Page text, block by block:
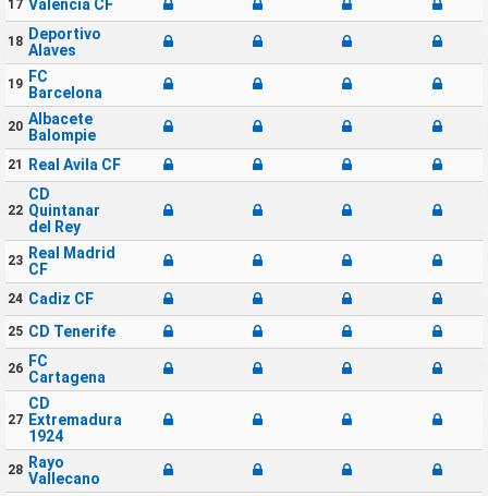
17 Valencia CF
18 Deportivo
Alaves
19 FC
Barcelona
20 Albacete
Balompie
21 Real Avila CF
22
CD
Quintanar
del Rey
23 Real Madrid
CF
24 Cadiz CF
25 CD Tenerife
26 FC
Cartagena
27
CD
Extremadura
1924
28 Rayo
Vallecano